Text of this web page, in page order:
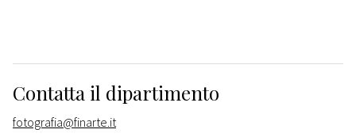
Contatta il dipartimento
fotografia@finarte.it